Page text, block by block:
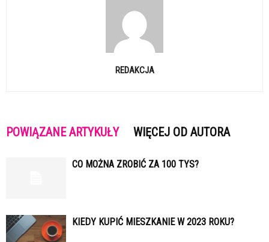
REDAKCJA
POWIĄZANE ARTYKUŁY WIĘCEJ OD AUTORA
CO MOŻNA ZROBIĆ ZA 100 TYS?
KIEDY KUPIĆ MIESZKANIE W 2023 ROKU?